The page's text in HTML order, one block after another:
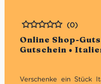
Online Shop-
Gutschein •
Bewertet
(0)
Verschenke ein Stück